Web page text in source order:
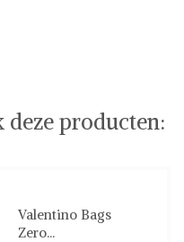
deze producten:
Valentino Bags
Zero...